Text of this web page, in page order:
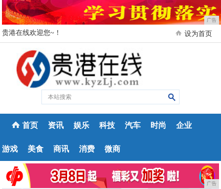
广告
贵港在线欢迎您~！ 设为首页
首页 资讯 娱乐 科技 汽车 时尚 企业
游戏 美食 商讯 消费 微商
广告